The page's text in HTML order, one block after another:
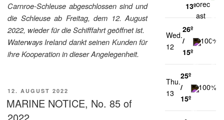
Carnroe-Schleuse abgeschlossen sind und
die Schleuse ab Freitag, dem 12. August
2022, wieder für die Schifffahrt geöffnet ist.
Waterways Ireland dankt seinen Kunden für
ihre Kooperation in dieser Angelegenheit.
VERÖFFENTLICHT
AM
12. AUGUST 2022
MARINE NOTICE, No. 85 of
13º
Wed.
12
26º
/
15º
100%
Thu.
13
25º
/
15º
100%